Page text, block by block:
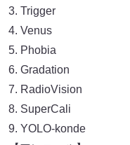
Trigger
Venus
Phobia
Gradation
RadioVision
SuperCali
YOLO-konde